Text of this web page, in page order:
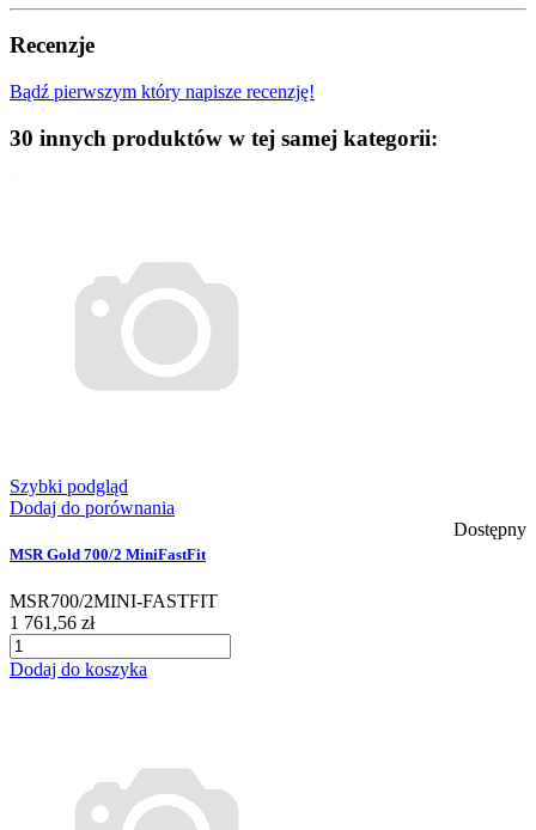
Recenzje
Bądź pierwszym który napisze recenzję!
30 innych produktów w tej samej kategorii:
Szybki podgląd
Dodaj do porównania
Dostępny
MSR Gold 700/2 MiniFastFit
MSR700/2MINI-FASTFIT
1 761,56 zł
Dodaj do koszyka